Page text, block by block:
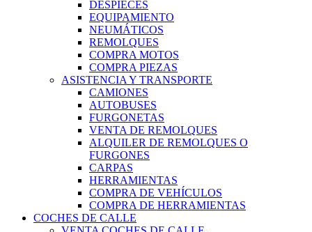
DESPIECES
EQUIPAMIENTO
NEUMÁTICOS
REMOLQUES
COMPRA MOTOS
COMPRA PIEZAS
ASISTENCIA Y TRANSPORTE
CAMIONES
AUTOBUSES
FURGONETAS
VENTA DE REMOLQUES
ALQUILER DE REMOLQUES O
FURGONES
CARPAS
HERRAMIENTAS
COMPRA DE VEHÍCULOS
COMPRA DE HERRAMIENTAS
COCHES DE CALLE